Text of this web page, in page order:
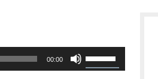
00:00
Utilisez
les